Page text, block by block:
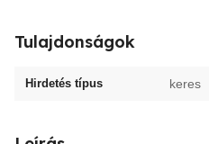
Tulajdonságok
Hirdetés típus keres